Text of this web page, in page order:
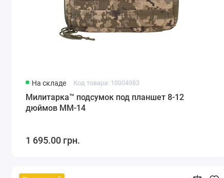
На складе Код товара: 10004983
Милитарка™ подсумок под планшет 8-12
дюймов ММ-14
1 695.00 грн.